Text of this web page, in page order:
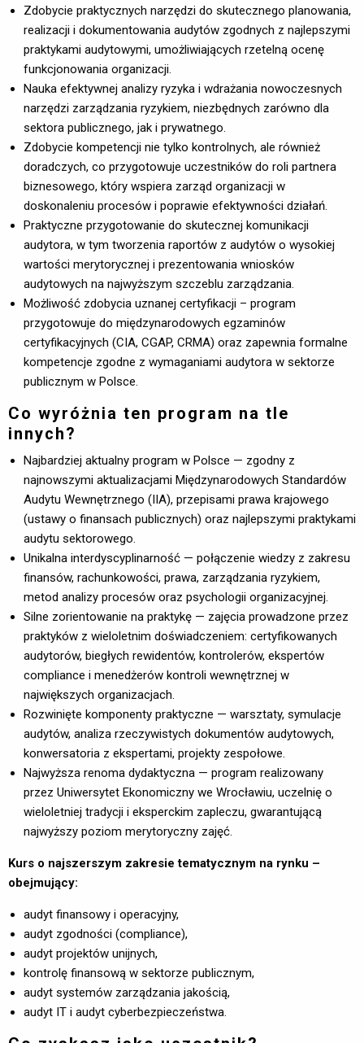
Zdobycie praktycznych narzędzi do skutecznego planowania,
realizacji i dokumentowania audytów zgodnych z najlepszymi
praktykami audytowymi, umożliwiających rzetelną ocenę
funkcjonowania organizacji.
Nauka efektywnej analizy ryzyka i wdrażania nowoczesnych
narzędzi zarządzania ryzykiem, niezbędnych zarówno dla
sektora publicznego, jak i prywatnego.
Zdobycie kompetencji nie tylko kontrolnych, ale również
doradczych, co przygotowuje uczestników do roli partnera
biznesowego, który wspiera zarząd organizacji w
doskonaleniu procesów i poprawie efektywności działań.
Praktyczne przygotowanie do skutecznej komunikacji
audytora, w tym tworzenia raportów z audytów o wysokiej
wartości merytorycznej i prezentowania wniosków
audytowych na najwyższym szczeblu zarządzania.
Możliwość zdobycia uznanej certyfikacji – program
przygotowuje do międzynarodowych egzaminów
certyfikacyjnych (CIA, CGAP, CRMA) oraz zapewnia formalne
kompetencje zgodne z wymaganiami audytora w sektorze
publicznym w Polsce.
Co wyróżnia ten program na tle
innych?
Najbardziej aktualny program w Polsce — zgodny z
najnowszymi aktualizacjami Międzynarodowych Standardów
Audytu Wewnętrznego (IIA), przepisami prawa krajowego
(ustawy o finansach publicznych) oraz najlepszymi praktykami
audytu sektorowego.
Unikalna interdyscyplinarność — połączenie wiedzy z zakresu
finansów, rachunkowości, prawa, zarządzania ryzykiem,
metod analizy procesów oraz psychologii organizacyjnej.
Silne zorientowanie na praktykę — zajęcia prowadzone przez
praktyków z wieloletnim doświadczeniem: certyfikowanych
audytorów, biegłych rewidentów, kontrolerów, ekspertów
compliance i menedżerów kontroli wewnętrznej w
największych organizacjach.
Rozwinięte komponenty praktyczne — warsztaty, symulacje
audytów, analiza rzeczywistych dokumentów audytowych,
konwersatoria z ekspertami, projekty zespołowe.
Najwyższa renoma dydaktyczna — program realizowany
przez Uniwersytet Ekonomiczny we Wrocławiu, uczelnię o
wieloletniej tradycji i eksperckim zapleczu, gwarantującą
najwyższy poziom merytoryczny zajęć.
Kurs o najszerszym zakresie tematycznym na rynku –
obejmujący:
audyt finansowy i operacyjny,
audyt zgodności (compliance),
audyt projektów unijnych,
kontrolę finansową w sektorze publicznym,
audyt systemów zarządzania jakością,
audyt IT i audyt cyberbezpieczeństwa.